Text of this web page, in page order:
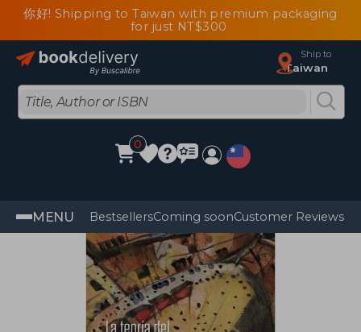
你好! Shipping to Taiwan with premium packaging
for just NT$300
Ship to
Taiwan
0
MENU BestsellersComing soonCustomer Reviews